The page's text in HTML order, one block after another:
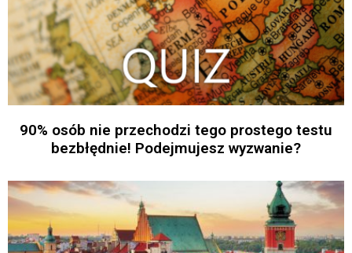
90% osób nie przechodzi tego prostego testu
bezbłędnie! Podejmujesz wyzwanie?